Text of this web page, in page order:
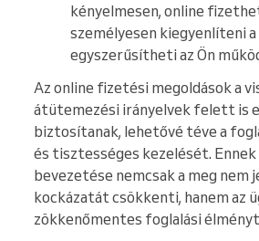
kényelmesen, online
személyesen kiegyenlíteni a
egyszerűsítheti az Ön
Az online fizetési megoldások a
átütemezési irányelvek felett is
biztosítanak, lehetővé téve a
és tisztességes kezelését. Ennek
bevezetése nemcsak a meg nem
kockázatát csökkenti, hanem az
zökkenőmentes foglalási